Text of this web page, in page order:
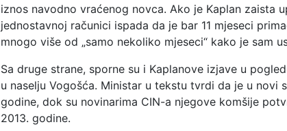
iznos navodno vraćenog novca. Ako je Kaplan zaista
jednostavnoj računici ispada da je bar 11 mjeseci
mnogo više od „samo nekoliko mjeseci“ kako je sam
Sa druge strane, sporne su i Kaplanove izjave u
u naselju Vogošća. Ministar u tekstu tvrdi da je u novi
godine, dok su novinarima CIN-a njegove komšije
2013. godine.